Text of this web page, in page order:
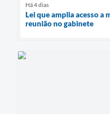
Há 4 dias
Lei que amplia acesso a
reunião no gabinete